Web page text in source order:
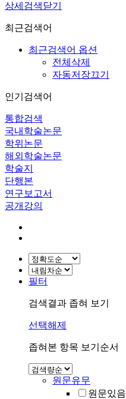
상세검색닫기
최근검색어
최근검색어 옵션
전체삭제
자동저장끄기
인기검색어
통합검색
국내학술논문
학위논문
해외학술논문
학술지
단행본
연구보고서
공개강의
필터
검색결과 좁혀 보기
선택해제
좁혀본 항목 보기순서
원문유무
원문있음